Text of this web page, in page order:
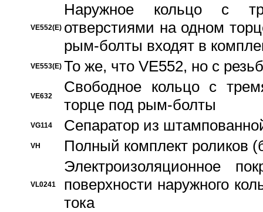
VE552(E)
Наружное кольцо с
отверстиями на одном
рым-болты входят в
VE553(E) То же, что VE552, но с
VE632
Свободное кольцо с
торце под рым-болты
VG114 Сепаратор из
VH Полный комплект роликов
VL0241
Электроизоляционное
поверхности наружного
тока